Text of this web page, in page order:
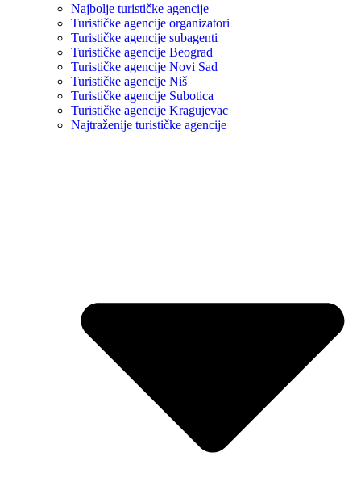
Najbolje turističke agencije
Turističke agencije organizatori
Turističke agencije subagenti
Turističke agencije Beograd
Turističke agencije Novi Sad
Turističke agencije Niš
Turističke agencije Subotica
Turističke agencije Kragujevac
Najtraženije turističke agencije